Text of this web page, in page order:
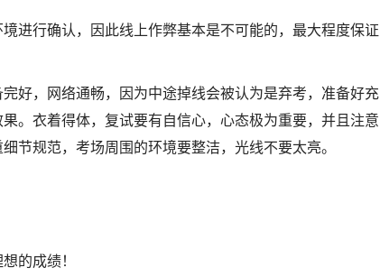
进行确认，因此线上作弊基本是不可能的，最大程度保证
好，网络通畅，因为中途掉线会被认为是弃考，准备好充
。衣着得体，复试要有自信心，心态极为重要，并且注意
节规范，考场周围的环境要整洁，光线不要太亮。
的成绩！